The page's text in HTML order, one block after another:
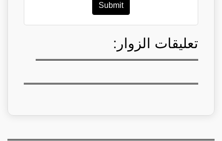
Submit
تعليقات الزوار: